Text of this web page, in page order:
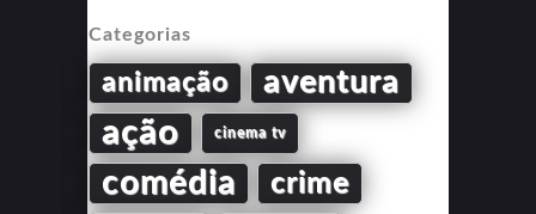
Categorias
animação aventura
ação cinema tv
comédia crime